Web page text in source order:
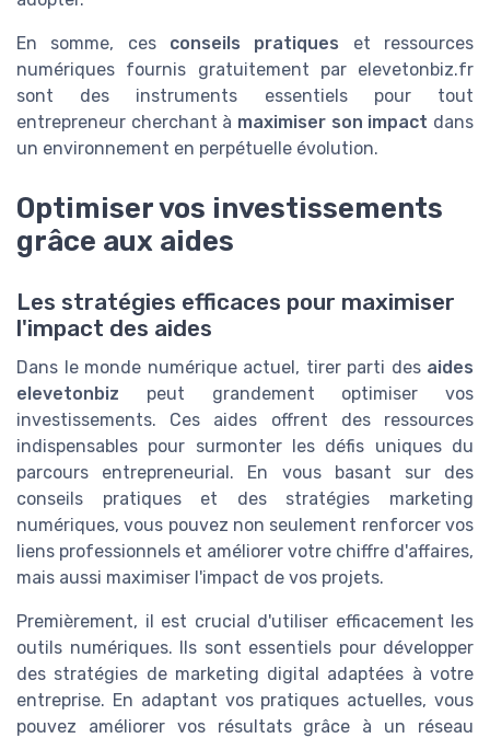
En somme, ces conseils pratiques et ressources
numériques fournis gratuitement par elevetonbiz.fr
sont des instruments essentiels pour tout
entrepreneur cherchant à maximiser son impact dans
un environnement en perpétuelle évolution.
Optimiser vos investissements
grâce aux aides
Les stratégies efficaces pour maximiser
l'impact des aides
Dans le monde numérique actuel, tirer parti des aides
elevetonbiz peut grandement optimiser vos
investissements. Ces aides offrent des ressources
indispensables pour surmonter les défis uniques du
parcours entrepreneurial. En vous basant sur des
conseils pratiques et des stratégies marketing
numériques, vous pouvez non seulement renforcer vos
liens professionnels et améliorer votre chiffre d'affaires,
mais aussi maximiser l'impact de vos projets.
Premièrement, il est crucial d'utiliser efficacement les
outils numériques. Ils sont essentiels pour développer
des stratégies de marketing digital adaptées à votre
entreprise. En adaptant vos pratiques actuelles, vous
pouvez améliorer vos résultats grâce à un réseau